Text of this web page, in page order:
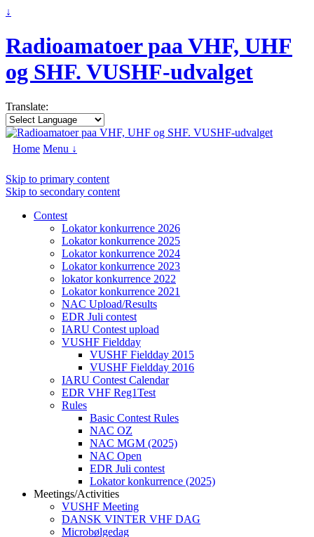
↓
Radioamatoer paa VHF, UHF
og SHF. VUSHF-udvalget
Translate:
Home Menu ↓
Skip to primary content
Skip to secondary content
Contest
Lokator konkurrence 2026
Lokator konkurrence 2025
Lokator konkurrence 2024
Lokator konkurrence 2023
lokator konkurrence 2022
Lokator konkurrence 2021
NAC Upload/Results
EDR Juli contest
IARU Contest upload
VUSHF Fieldday
VUSHF Fieldday 2015
VUSHF Fieldday 2016
IARU Contest Calendar
EDR VHF Reg1Test
Rules
Basic Contest Rules
NAC OZ
NAC MGM (2025)
NAC Open
EDR Juli contest
Lokator konkurrence (2025)
Meetings/Activities
VUSHF Meeting
DANSK VINTER VHF DAG
Microbølgedag